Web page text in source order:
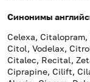
Синонимы
Celexa,
Citol, Vodelax,
Citalec, Recital,
Ciprapine, Cilift,